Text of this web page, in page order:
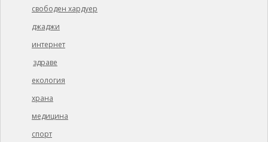
свободен хардуер
джаджи
интернет
здраве
екология
храна
медицина
спорт